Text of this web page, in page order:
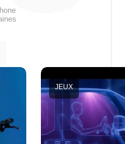
JEUX